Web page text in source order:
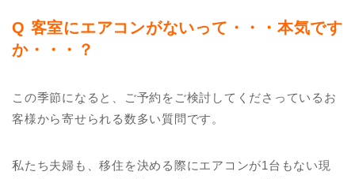
Q 客室にエアコンがないって・・・本気です
か・・・？
この季節になると、ご予約をご検討してくださっているお
客様から寄せられる数多い質問です。
私たち夫婦も、移住を決める際にエアコンが1台もない現